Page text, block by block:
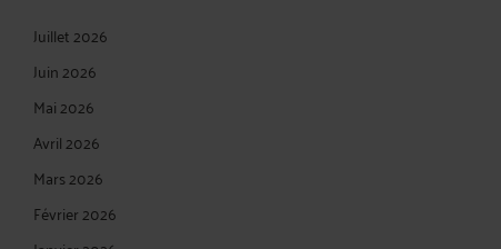
Juillet 2026
Juin 2026
Mai 2026
Avril 2026
Mars 2026
Février 2026